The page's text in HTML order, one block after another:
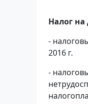
Налог
-
2016 г.
-